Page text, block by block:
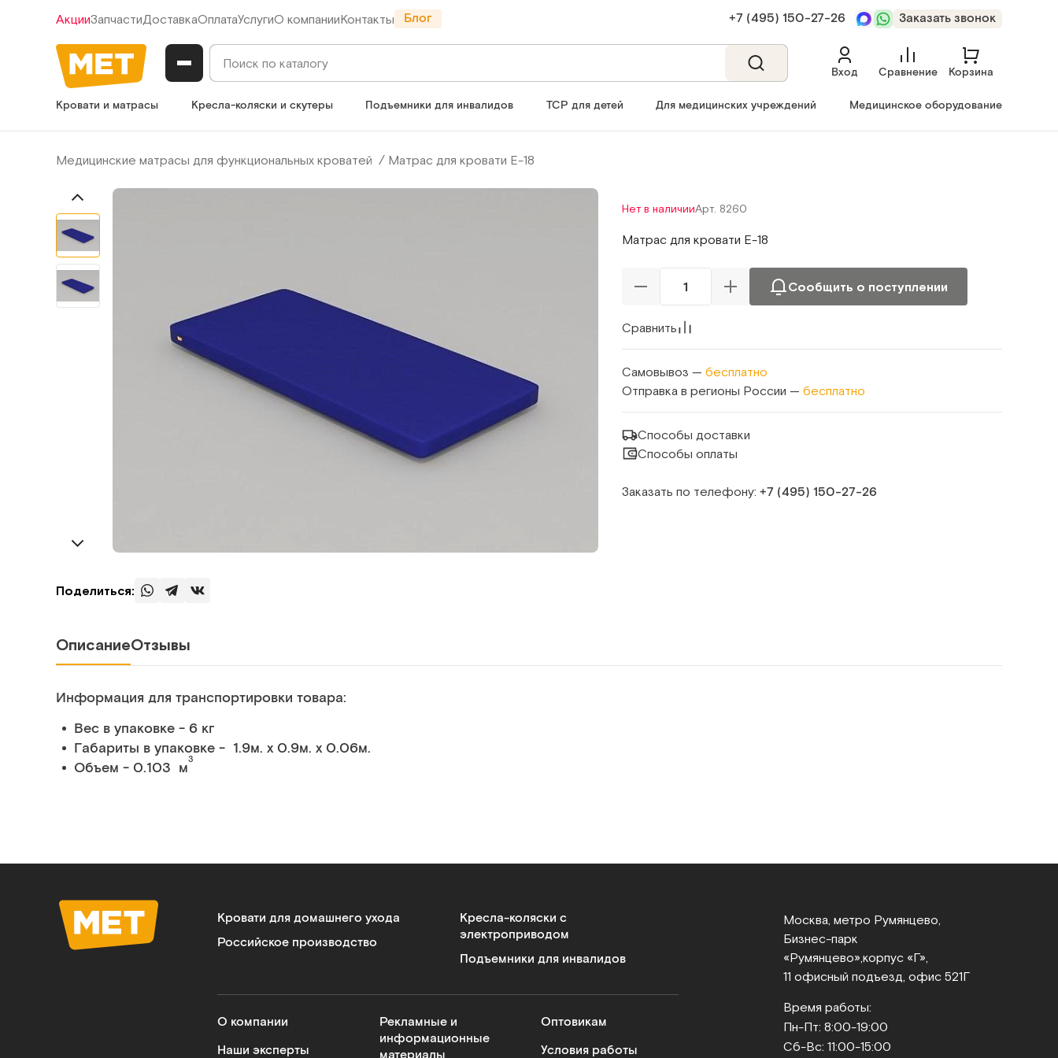
АкцииЗапчастиДоставкаОплатаУслугиО компанииКонтакты Блог +7 (495) 150‑27‑26 Заказать звонок
Вход Сравнение Корзина
Кровати и матрасы Кресла-коляски и скутеры Подъемники для инвалидов ТСР для детей Для медицинских учреждений Медицинское оборудование
Медицинские матрасы для функциональных кроватей Матрас для кровати Е-18
Поделиться:
Нет в наличииАрт. 8260
Матрас для кровати Е-18
Сообщить о поступлении
Сравнить
Самовывоз — бесплатно
Отправка в регионы России — бесплатно
Способы доставки
Способы оплаты
Заказать по телефону: +7 (495) 150‑27‑26
ОписаниеОтзывы
Информация для транспортировки товара:
Вес в упаковке - 6 кг
Габариты в упаковке - 1.9м. x 0.9м. x 0.06м.
Объем - 0.103 м3
Кровати для домашнего ухода
Российское производство
Кресла-коляски с
электроприводом
Подъемники для инвалидов
О компании
Наши эксперты
Рекламные и
информационные
Оптовикам
Условия работы
Москва, метро Румянцево,
Бизнес‑парк
«Румянцево», корпус «Г»,
11 офисный подъезд, офис 521Г
Время работы:
Пн-Пт: 8:00-19:00
Сб-Вс: 11:00-15:00